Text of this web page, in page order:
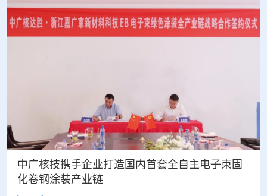
中广核技携手企业打造国内首套全自主电子束固
化卷钢涂装产业链